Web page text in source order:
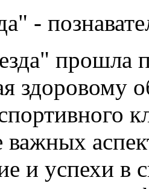
-
прошла
здоровому
важных
и успехи в